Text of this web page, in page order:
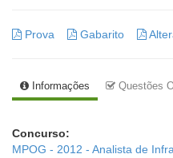
Prova Gabarito
Informações Questões
Concurso:
MPOG - 2012 - Analista de